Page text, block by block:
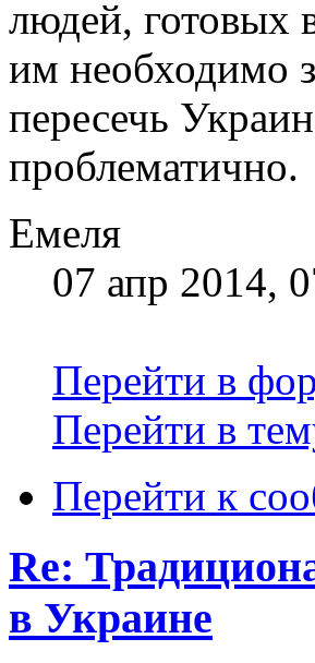
людей, готовых
им необходимо
пересечь
проблематично.
Емеля
07 апр 2014,
Перейти в
Перейти в
Перейти к
Re:
в Украине